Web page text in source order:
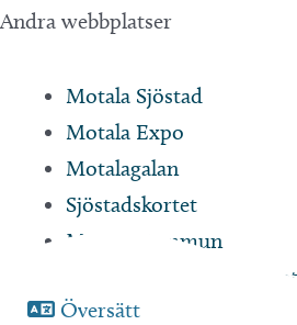
Andra webbplatser
Motala Sjöstad
Motala Expo
Motalagalan
Sjöstadskortet
Motala Kommun
Motala jobb- och
Översätt